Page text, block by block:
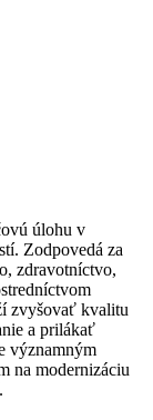
úlohu v
Zodpovedá za
zdravotníctvo,
zvyšovať kvalitu
a prilákať
významným
na modernizáciu